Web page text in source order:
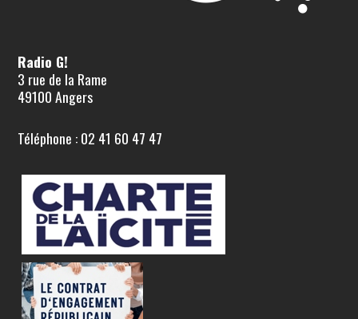
Radio G!
3 rue de la Rame
49100 Angers
Téléphone : 02 41 60 47 47